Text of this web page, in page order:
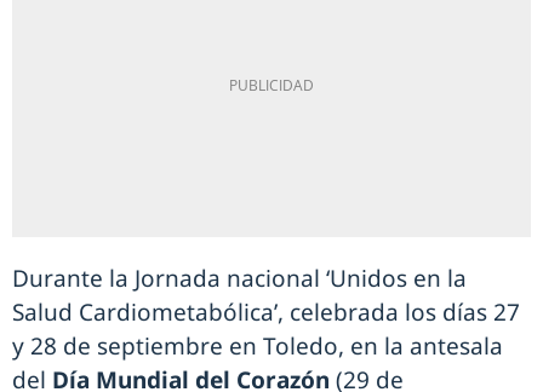
Durante la Jornada nacional ‘Unidos en la
Salud Cardiometabólica’, celebrada los días 27
y 28 de septiembre en Toledo, en la antesala
del Día Mundial del Corazón (29 de